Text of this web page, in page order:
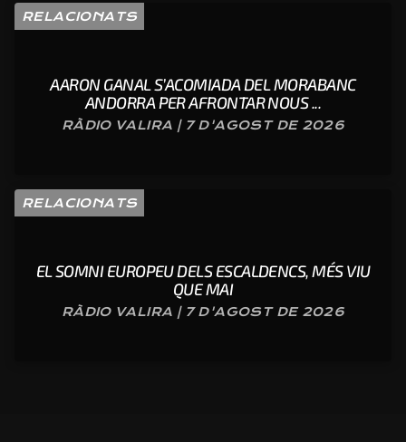
RELACIONATS
AARON GANAL S’ACOMIADA DEL MORABANC
ANDORRA PER AFRONTAR NOUS ...
RÀDIO VALIRA | 7 D'AGOST DE 2026
RELACIONATS
EL SOMNI EUROPEU DELS ESCALDENCS, MÉS VIU
QUE MAI
RÀDIO VALIRA | 7 D'AGOST DE 2026